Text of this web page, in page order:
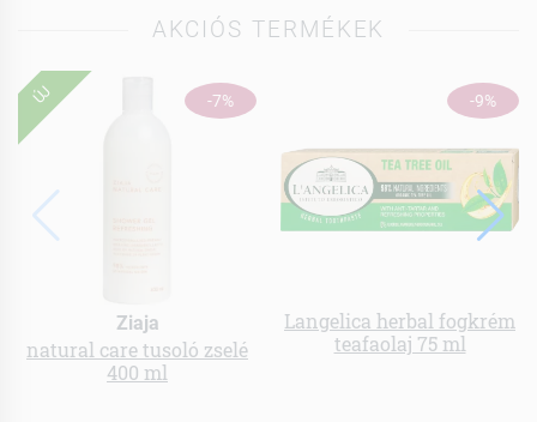
AKCIÓS TERMÉKEK
-7%
ÚJ
Ziaja
natural care tusoló zselé
400 ml
-9%
Langelica herbal fogkrém
teafaolaj 75 ml